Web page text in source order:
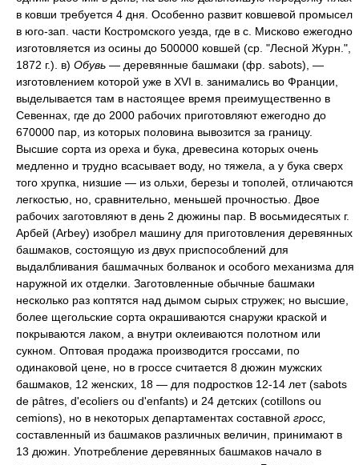
в ковши требуется 4 дня. Особенно развит ковшевой промысел
в юго-зап. части Костромского уезда, где в с. Мисково ежегодно
изготовляется из осины до 500000 ковшей (ср. "Лесной Журн.",
1872 г.). в) Обувь — деревянные башмаки (фр. sabots), —
изготовлением которой уже в XVI в. занимались во Франции,
выделывается там в настоящее время преимущественно в
Севеннах, где до 2000 рабочих приготовляют ежегодно до
670000 пар, из которых половина вывозится за границу.
Высшие сорта из ореха и бука, древесина которых очень
медленно и трудно всасывает воду, но тяжела, а у бука сверх
того хрупка, низшие — из ольхи, березы и тополей, отличаются
легкостью, но, сравнительно, меньшей прочностью. Двое
рабочих заготовляют в день 2 дюжины пар. В восьмидесятых г.
Арбей (Arbey) изобрел машину для приготовления деревянных
башмаков, состоящую из двух приспособлений для
выдалбливания башмачных болванок и особого механизма для
наружной их отделки. Заготовленные обычные башмаки
несколько раз коптятся над дымом сырых стружек; но высшие,
более щегольские сорта окрашиваются снаружи краской и
покрываются лаком, а внутри оклеиваются полотном или
сукном. Оптовая продажа производится гроссами, по
одинаковой цене, но в гроссе считается 8 дюжин мужских
башмаков, 12 женских, 18 — для подростков 12-14 лет (sabots
de pâtres, d'ecoliers ou d'enfants) и 24 детских (cotillons ou
cemions), но в некоторых департаментах составной гросс,
составленный из башмаков различных величин, принимают в
13 дюжин. Употребление деревянных башмаков начало в